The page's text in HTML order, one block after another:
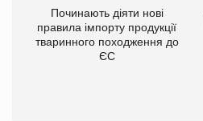
Починають діяти нові
правила імпорту продукції
тваринного походження до
ЄС